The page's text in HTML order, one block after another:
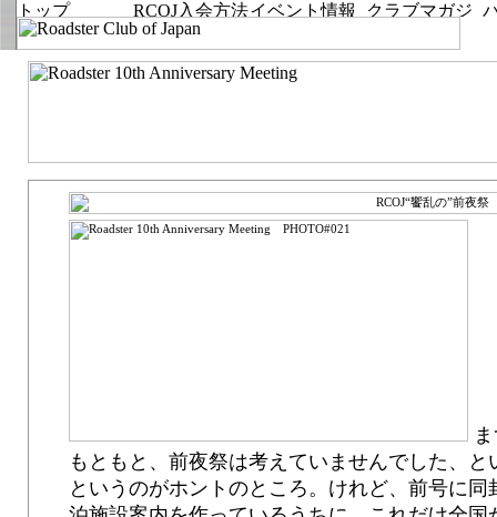
もともと、前夜祭は考えていませんでした、
というのがホントのところ。けれど、前号に